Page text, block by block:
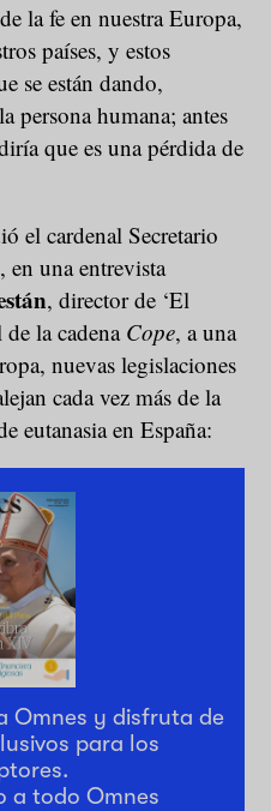
la fe en nuestra Europa,
países, y estos
se están dando,
persona humana; antes
que es una pérdida de
el cardenal Secretario
, en una entrevista
, director de ‘El
la cadena Cope, a una
nuevas legislaciones
cada vez más de la
eutanasia en España:
Omnes y disfruta de
para los
a todo Omnes